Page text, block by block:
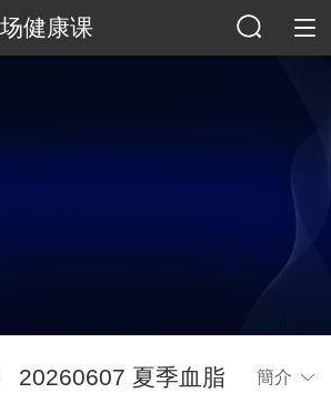
健康课
20260607 夏季血脂
簡介